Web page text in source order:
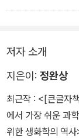
스파게티 면을 자
있을까? 손 안 대고
비눗방울은 어떻게
- 물고기는 물 속의
고기들의 떼죽음
합니다.
원고측 변론하세요.
- 가스디퓨전 연구
저자 소개
지은이: 정완상
최근작 : <[큰글자
에서 가장 쉬운 과
위한 생화학의 역